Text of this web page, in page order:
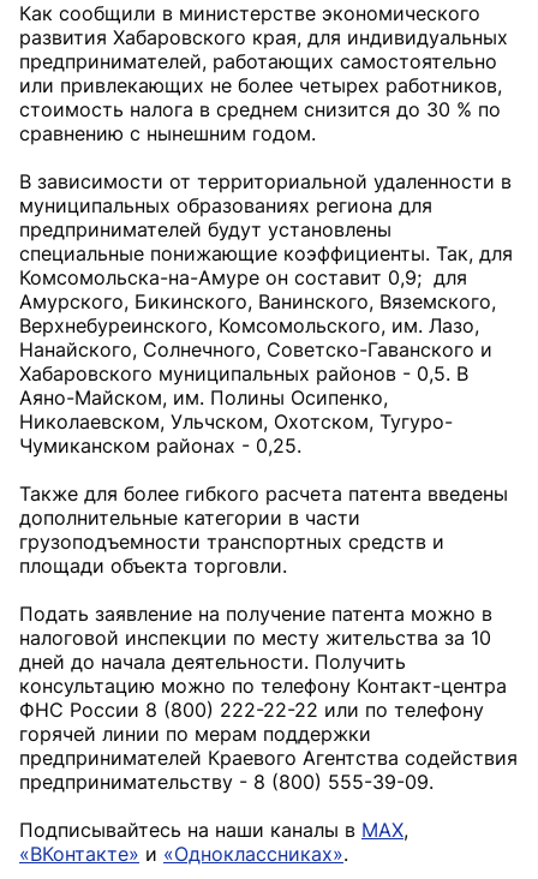
Как сообщили в министерстве экономического
развития Хабаровского края, для индивидуальных
предпринимателей, работающих самостоятельно
или привлекающих не более четырех работников,
стоимость налога в среднем снизится до 30 % по
сравнению с нынешним годом.
В зависимости от территориальной удаленности в
муниципальных образованиях региона для
предпринимателей будут установлены
специальные понижающие коэффициенты. Так, для
Комсомольска-на-Амуре он составит 0,9; для
Амурского, Бикинского, Ванинского, Вяземского,
Верхнебуреинского, Комсомольского, им. Лазо,
Нанайского, Солнечного, Советско-Гаванского и
Хабаровского муниципальных районов - 0,5. В
Аяно-Майском, им. Полины Осипенко,
Николаевском, Ульчском, Охотском, Тугуро-
Чумиканском районах - 0,25.
Также для более гибкого расчета патента введены
дополнительные категории в части
грузоподъемности транспортных средств и
площади объекта торговли.
Подать заявление на получение патента можно в
налоговой инспекции по месту жительства за 10
дней до начала деятельности. Получить
консультацию можно по телефону Контакт-центра
ФНС России 8 (800) 222-22-22 или по телефону
горячей линии по мерам поддержки
предпринимателей Краевого Агентства содействия
предпринимательству - 8 (800) 555-39-09.
Подписывайтесь на наши каналы в MAX,
«ВКонтакте» и «Одноклассниках».